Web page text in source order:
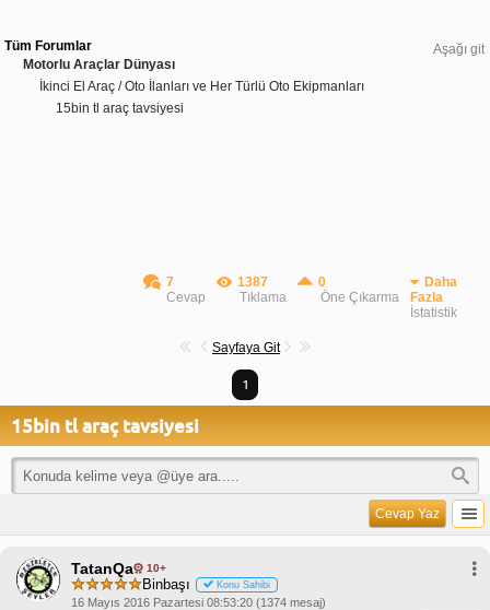
Aşağı git
Tüm Forumlar
Motorlu Araçlar Dünyası
İkinci El Araç / Oto İlanları ve Her Türlü Oto Ekipmanları
15bin tl araç tavsiyesi
7
Cevap
1387
Tıklama
0
Öne Çıkarma
Daha
Fazla
İstatistik
Sayfaya Git
1
15bin tl araç tavsiyesi
Cevap Yaz
TatanQa 10+
Binbaşı Konu Sahibi
16 Mayıs 2016 Pazartesi 08:53:20 (1374 mesaj)